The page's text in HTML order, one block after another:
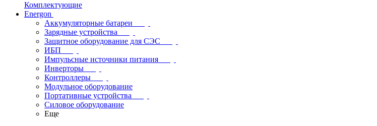
Комплектующие
Energon
Аккумуляторные батареи
Зарядные устройства
Защитное оборудование для СЭС
ИБП
Импульсные источники питания
Инверторы
Контроллеры
Модульное оборудование
Портативные устройства
Силовое оборудование
Еще